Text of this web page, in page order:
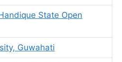
State Open
Guwahati